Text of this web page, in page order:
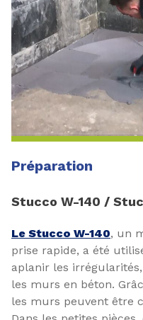
Préparation
Stucco W-140 /
Le Stucco W-140, un
prise rapide, a été
aplanir les
les murs en béton.
les murs peuvent être